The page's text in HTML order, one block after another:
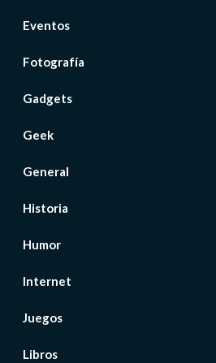
Eventos
Fotografía
Gadgets
Geek
General
Historia
Humor
Internet
Juegos
Libros